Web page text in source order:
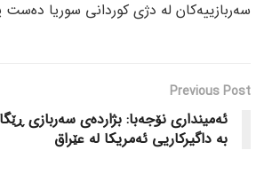
سەربازییەکان لە دژی کوردانی سوریا
Previous Post
ئەمینداری نۆجەبا: بژاردەی سەربازی
بە داگیرکاریی ئەمریکا لە عێراق